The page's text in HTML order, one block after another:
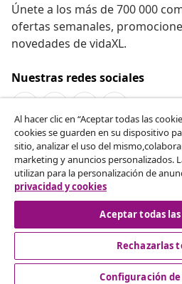
Únete a los más de 700 000
ofertas semanales,
novedades de vidaXL.
Nuestras redes sociales
Desistir del contrato
Solicita la cancelación de tu
Desistir del
Servicio al Cliente
Al hacer clic en “Aceptar todas las
cookies se guarden en su dispositivo
sitio, analizar el uso del
marketing y anuncios personalizados.
utilizan para la personalización de
privacidad y cookies
Aceptar todas
Rechazarlas
Configuración